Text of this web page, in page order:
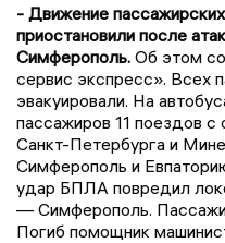
- Движение
приостановили после
Симферополь. Об этом
сервис экспресс». Всех
эвакуировали. На
пассажиров 11 поездов
Санкт-Петербурга и
Симферополь и
удар БПЛА повредил
— Симферополь.
Погиб помощник